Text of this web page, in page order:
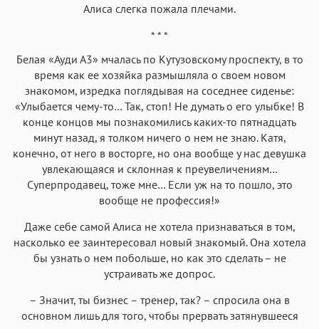
Алиса слегка пожала плечами.
* * *
Белая «Ауди А3» мчалась по Кутузовскому проспекту, в то
время как ее хозяйка размышляла о своем новом
знакомом, изредка поглядывая на соседнее сиденье:
«Улыбается чему-то… Так, стоп! Не думать о его улыбке! В
конце концов мы познакомились каких-то пятнадцать
минут назад, я толком ничего о нем не знаю. Катя,
конечно, от него в восторге, но она вообще у нас девушка
увлекающаяся и склонная к преувеличениям…
Суперпродавец, тоже мне… Если уж на то пошло, это
вообще не профессия!»
Даже себе самой Алиса не хотела признаваться в том,
насколько ее заинтересовал новый знакомый. Она хотела
бы узнать о нем побольше, но как это сделать – не
устраивать же допрос.
– Значит, ты бизнес – тренер, так? – спросила она в
основном лишь для того, чтобы прервать затянувшееся